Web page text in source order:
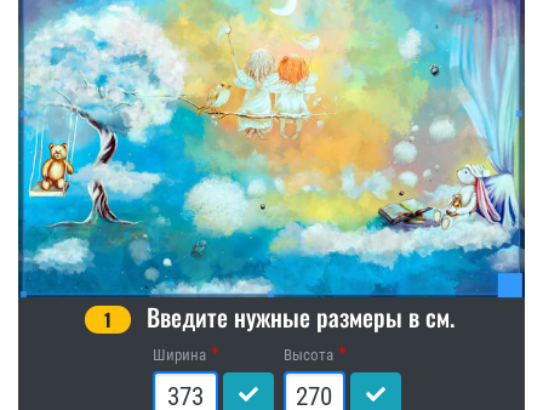
1 Введите нужные размеры в см.
Ширина Высота